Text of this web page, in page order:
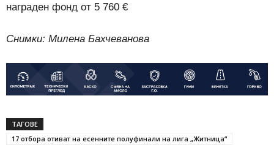
награден фонд от 5 760 €
Снимки: Милена Бахчеванова
ТАГОВЕ
17 отбора отиват на есенните полуфинали на лига „Житница“